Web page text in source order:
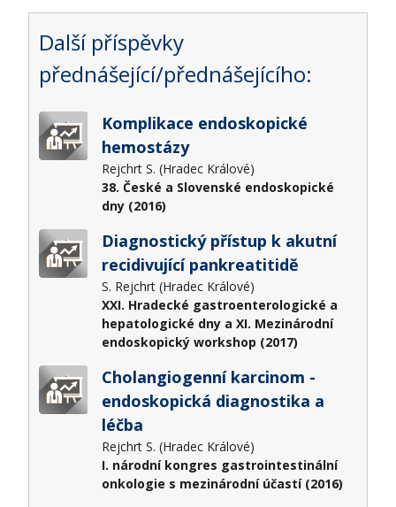
Další příspěvky
přednášející/přednášejícího:
Komplikace endoskopické
hemostázy
Rejchrt S. (Hradec Králové)
38. České a Slovenské endoskopické
dny (2016)
Diagnostický přístup k akutní
recidivující pankreatitidě
S. Rejchrt (Hradec Králové)
XXI. Hradecké gastroenterologické a
hepatologické dny a XI. Mezinárodní
endoskopický workshop (2017)
Cholangiogenní karcinom -
endoskopická diagnostika a
léčba
Rejchrt S. (Hradec Králové)
I. národní kongres gastrointestinální
onkologie s mezinárodní účastí (2016)